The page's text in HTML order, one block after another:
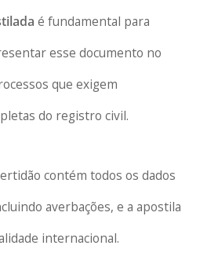
é fundamental para
esse documento no
que exigem
do registro civil.
contém todos os dados
averbações, e a apostila
internacional.